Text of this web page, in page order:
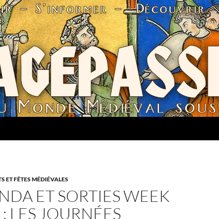
ET FÊTES MÉDIÉVALES
ET SORTIES WEEK
LES JOURNÉES